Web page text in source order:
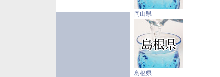
岡山県
島根県